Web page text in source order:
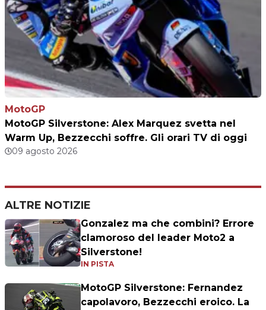
MotoGP
MotoGP Silverstone: Alex Marquez svetta nel
Warm Up, Bezzecchi soffre. Gli orari TV di oggi
09 agosto 2026
ALTRE NOTIZIE
Gonzalez ma che combini? Errore
clamoroso del leader Moto2 a
Silverstone!
IN PISTA
MotoGP Silverstone: Fernandez
capolavoro, Bezzecchi eroico. La